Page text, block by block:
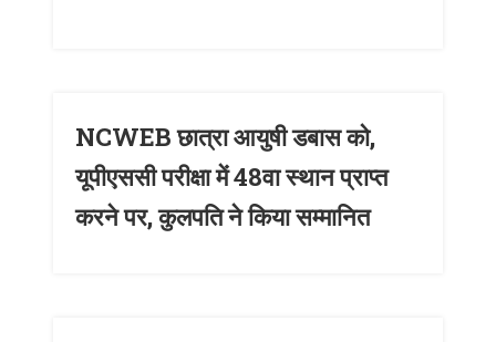
NCWEB छात्रा आयुषी डबास को,
यूपीएससी परीक्षा में 48वा स्थान प्राप्त
करने पर, कुलपति ने किया सम्मानित